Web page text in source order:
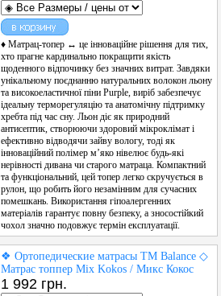
♦ Матрац-топер ↔ це інноваційне рішення для тих,
хто прагне кардинально покращити якість
щоденного відпочинку без значних витрат. Завдяки
унікальному поєднанню натуральних волокон льону
та високоеластичної піни Purple, виріб забезпечує
ідеальну терморегуляцію та анатомічну підтримку
хребта під час сну. Льон діє як природний
антисептик, створюючи здоровий мікроклімат і
ефективно відводячи зайву вологу, тоді як
інноваційний полімер м’яко нівелює будь-які
нерівності дивана чи старого матраца. Компактний
та функціональний, цей топер легко скручується в
рулон, що робить його незамінним для сучасних
помешкань. Використання гіпоалергенних
матеріалів гарантує повну безпеку, а зносостійкий
чохол значно подовжує термін експлуатації.
❖ Ортопедические матрасы ТМ Balance ◇
Матрас топпер Mix Kokos / Микс Кокос
1 992 грн.